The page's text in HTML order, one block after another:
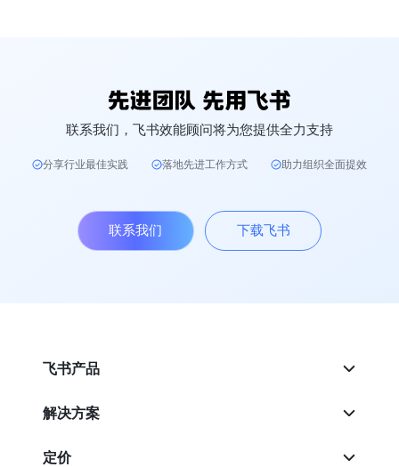
联系我们，飞书效能顾问将为您提供全力支持
分享行业最佳实践 落地先进工作方式 助力组织全面提效
联系我们 下载飞书
飞书产品
解决方案
定价